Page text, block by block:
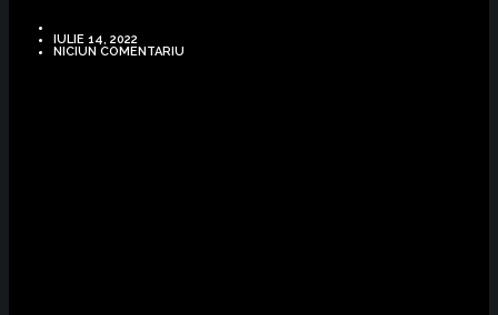
IULIE 14, 2022
NICIUN COMENTARIU